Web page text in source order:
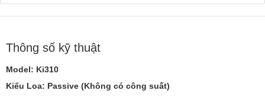
Thông số kỹ thuật
Model: Ki310
Kiểu Loa: Passive (Không có công suất)